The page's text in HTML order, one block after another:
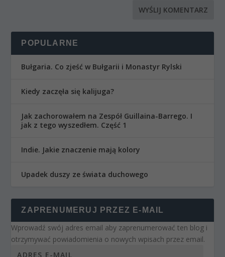
POPULARNE
Bułgaria. Co zjeść w Bułgarii i Monastyr Rylski
Kiedy zaczęła się kalijuga?
Jak zachorowałem na Zespół Guillaina-Barrego. I
jak z tego wyszedłem. Część 1
Indie. Jakie znaczenie mają kolory
Upadek duszy ze świata duchowego
ZAPRENUMERUJ PRZEZ E-MAIL
Wprowadź swój adres email aby zaprenumerować ten blog i
otrzymywać powiadomienia o nowych wpisach przez email.